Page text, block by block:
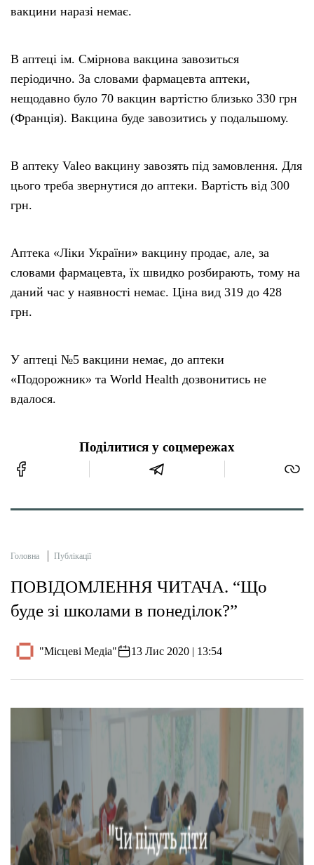
вакцини наразі немає.
В аптеці ім. Смірнова вакцина завозиться
періодично. За словами фармацевта аптеки,
нещодавно було 70 вакцин вартістю близько 330 грн
(Франція). Вакцина буде завозитись у подальшому.
В аптеку Valeo вакцину завозять під замовлення. Для
цього треба звернутися до аптеки. Вартість від 300
грн.
Аптека «Ліки України» вакцину продає, але, за
словами фармацевта, їх швидко розбирають, тому на
даний час у наявності немає. Ціна вид 319 до 428
грн.
У аптеці №5 вакцини немає, до аптеки
«Подорожник» та World Health дозвонитись не
вдалося.
Поділитися у соцмережах
Головна Публікації
ПОВІДОМЛЕННЯ ЧИТАЧА. “Що
буде зі школами в понеділок?”
"Місцеві Медіа" 13 Лис 2020 | 13:54